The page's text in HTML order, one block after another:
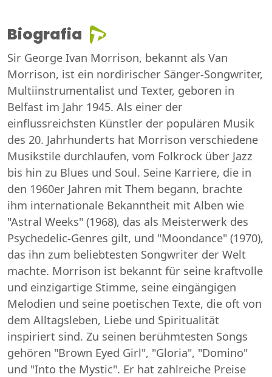
Biografia
Sir George Ivan Morrison, bekannt als Van
Morrison, ist ein nordirischer Sänger-Songwriter,
Multiinstrumentalist und Texter, geboren in
Belfast im Jahr 1945. Als einer der
einflussreichsten Künstler der populären Musik
des 20. Jahrhunderts hat Morrison verschiedene
Musikstile durchlaufen, vom Folkrock über Jazz
bis hin zu Blues und Soul. Seine Karriere, die in
den 1960er Jahren mit Them begann, brachte
ihm internationale Bekanntheit mit Alben wie
"Astral Weeks" (1968), das als Meisterwerk des
Psychedelic-Genres gilt, und "Moondance" (1970),
das ihn zum beliebtesten Songwriter der Welt
machte. Morrison ist bekannt für seine kraftvolle
und einzigartige Stimme, seine eingängigen
Melodien und seine poetischen Texte, die oft von
dem Alltagsleben, Liebe und Spiritualität
inspiriert sind. Zu seinen berühmtesten Songs
gehören "Brown Eyed Girl", "Gloria", "Domino"
und "Into the Mystic". Er hat zahlreiche Preise